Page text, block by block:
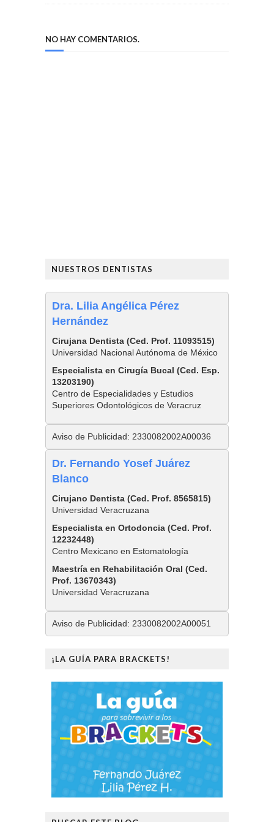
NO HAY COMENTARIOS.
NUESTROS DENTISTAS
Dra. Lilia Angélica Pérez
Hernández
Cirujana Dentista (Ced. Prof. 11093515)
Universidad Nacional Autónoma de México
Especialista en Cirugía Bucal (Ced. Esp.
13203190)
Centro de Especialidades y Estudios
Superiores Odontológicos de Veracruz
Aviso de Publicidad: 2330082002A00036
Dr. Fernando Yosef Juárez
Blanco
Cirujano Dentista (Ced. Prof. 8565815)
Universidad Veracruzana
Especialista en Ortodoncia (Ced. Prof.
12232448)
Centro Mexicano en Estomatología
Maestría en Rehabilitación Oral (Ced.
Prof. 13670343)
Universidad Veracruzana
Aviso de Publicidad: 2330082002A00051
¡LA GUÍA PARA BRACKETS!